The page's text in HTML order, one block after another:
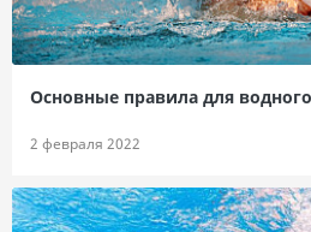
Основные правила для
2 февраля 2022